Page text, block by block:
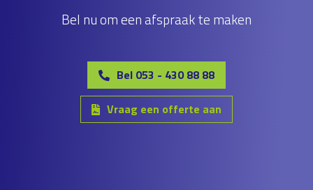
Bel nu om een afspraak te maken
Bel 053 - 430 88 88
Vraag een offerte aan